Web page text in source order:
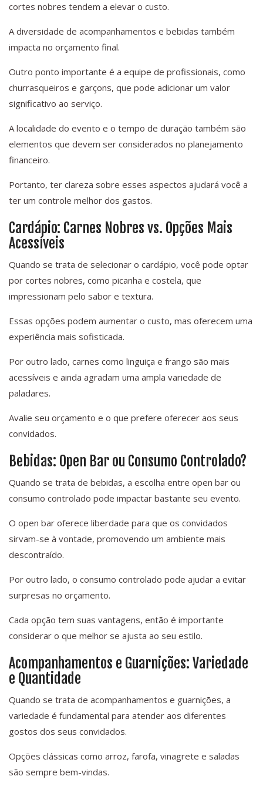
cortes nobres tendem a elevar o custo.
A diversidade de acompanhamentos e bebidas também
impacta no orçamento final.
Outro ponto importante é a equipe de profissionais, como
churrasqueiros e garçons, que pode adicionar um valor
significativo ao serviço.
A localidade do evento e o tempo de duração também são
elementos que devem ser considerados no planejamento
financeiro.
Portanto, ter clareza sobre esses aspectos ajudará você a
ter um controle melhor dos gastos.
Cardápio: Carnes Nobres vs. Opções Mais
Acessíveis
Quando se trata de selecionar o cardápio, você pode optar
por cortes nobres, como picanha e costela, que
impressionam pelo sabor e textura.
Essas opções podem aumentar o custo, mas oferecem uma
experiência mais sofisticada.
Por outro lado, carnes como linguiça e frango são mais
acessíveis e ainda agradam uma ampla variedade de
paladares.
Avalie seu orçamento e o que prefere oferecer aos seus
convidados.
Bebidas: Open Bar ou Consumo Controlado?
Quando se trata de bebidas, a escolha entre open bar ou
consumo controlado pode impactar bastante seu evento.
O open bar oferece liberdade para que os convidados
sirvam-se à vontade, promovendo um ambiente mais
descontraído.
Por outro lado, o consumo controlado pode ajudar a evitar
surpresas no orçamento.
Cada opção tem suas vantagens, então é importante
considerar o que melhor se ajusta ao seu estilo.
Acompanhamentos e Guarnições: Variedade
e Quantidade
Quando se trata de acompanhamentos e guarnições, a
variedade é fundamental para atender aos diferentes
gostos dos seus convidados.
Opções clássicas como arroz, farofa, vinagrete e saladas
são sempre bem-vindas.